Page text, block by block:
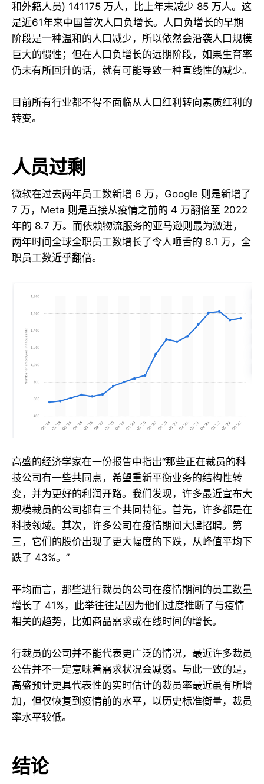
和外籍人员) 141175 万人，比上年末减少 85 万人。这
是近61年来中国首次人口负增长。人口负增长的早期
阶段是一种温和的人口减少，所以依然会沿袭人口规模
巨大的惯性；但在人口负增长的远期阶段，如果生育率
仍未有所回升的话，就有可能导致一种直线性的减少。
目前所有行业都不得不面临从人口红利转向素质红利的
转变。
人员过剩
微软在过去两年员工数新增 6 万，Google 则是新增了
7 万，Meta 则是直接从疫情之前的 4 万翻倍至 2022
年的 8.7 万。而依赖物流服务的亚马逊则最为激进，
两年时间全球全职员工数增长了令人咂舌的 8.1 万，全
职员工数近乎翻倍。
高盛的经济学家在一份报告中指出“那些正在裁员的科
技公司有一些共同点，希望重新平衡业务的结构性转
变，并为更好的利润开路。我们发现，许多最近宣布大
规模裁员的公司都有三个共同特征。首先，许多都是在
科技领域。其次，许多公司在疫情期间大肆招聘。第
三，它们的股价出现了更大幅度的下跌，从峰值平均下
跌了 43%。”
平均而言，那些进行裁员的公司在疫情期间的员工数量
增长了 41%，此举往往是因为他们过度推断了与疫情
相关的趋势，比如商品需求或在线时间的增长。
行裁员的公司并不能代表更广泛的情况，最近许多裁员
公告并不一定意味着需求状况会减弱。与此一致的是，
高盛预计更具代表性的实时估计的裁员率最近虽有所增
加，但仅恢复到疫情前的水平，以历史标准衡量，裁员
率水平较低。
结论